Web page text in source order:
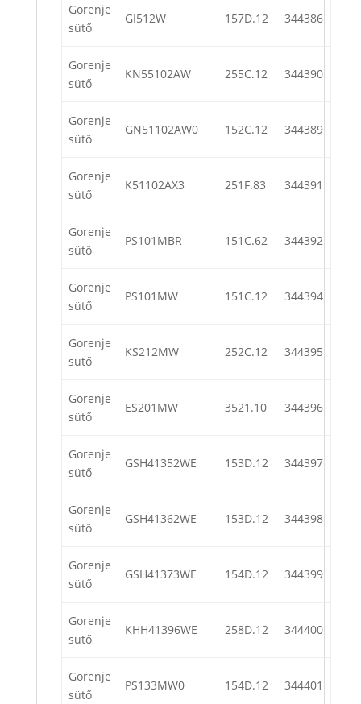
Gorenje
sütő
GI512W 157D.12 344386
Gorenje
sütő
KN55102AW 255C.12 344390
Gorenje
sütő
GN51102AW0 152C.12 344389
Gorenje
sütő
K51102AX3 251F.83 344391
Gorenje
sütő
PS101MBR 151C.62 344392
Gorenje
sütő
PS101MW 151C.12 344394
Gorenje
sütő
KS212MW 252C.12 344395
Gorenje
sütő
ES201MW 3521.10 344396
Gorenje
sütő
GSH41352WE 153D.12 344397
Gorenje
sütő
GSH41362WE 153D.12 344398
Gorenje
sütő
GSH41373WE 154D.12 344399
Gorenje
sütő
KHH41396WE 258D.12 344400
Gorenje
sütő
PS133MW0 154D.12 344401